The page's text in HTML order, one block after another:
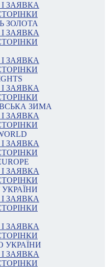
ЗАЯВКА
ЗОЛОТА
ЗАЯВКА
ЗАЯВКА
ЗАЯВКА
ЗИМА
ЗАЯВКА
ЗАЯВКА
ЗАЯВКА
ЗАЯВКА
ЗАЯВКА
УКРАЇНИ
ЗАЯВКА